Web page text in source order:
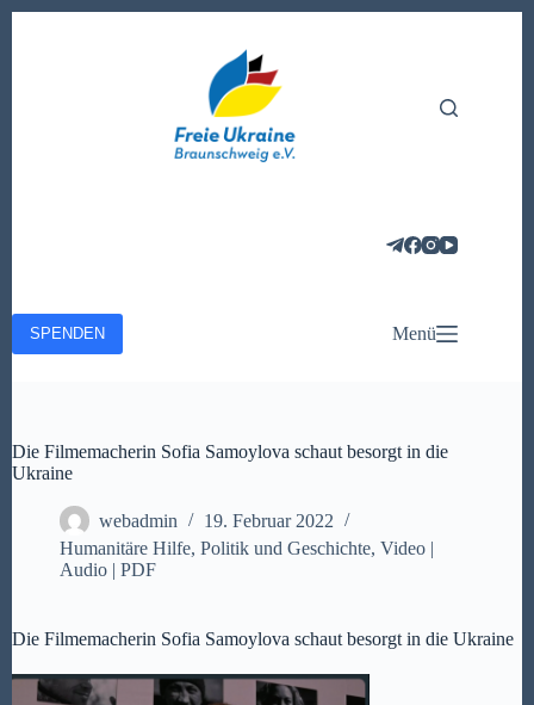
SPENDEN Menü
Die Filmemacherin Sofia Samoylova schaut besorgt in die
Ukraine
webadmin
19. Februar 2022
Humanitäre Hilfe, Politik und Geschichte, Video |
Audio | PDF
Die Filmemacherin Sofia Samoylova schaut besorgt in die Ukraine